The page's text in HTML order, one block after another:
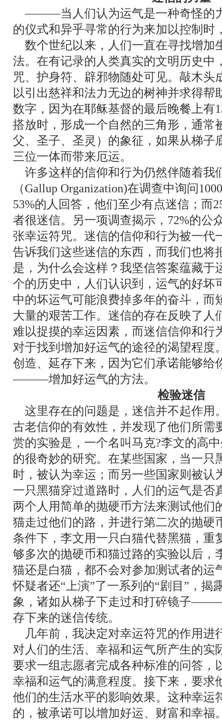
―――当人们认为运气是一种奇怪的
的仪式和异乎寻常的行为来加以控制时
数个世纪以来，人们一直在寻找增加
法。在有记录的人类真实的文明历史中
咒、护身符、辟邪物随处可见。敲木头
以引出慈祥和法力无边的树神并求得帮
数字，因为在耶稣基督的最后晚餐上有
搭放时，形成一个自然的三角形，通常
父、圣子、圣灵）的象征，如果从梯子
三位一体而带来厄运。
许多这样的信仰和行为仍然伴随着我
（Gallup Organization)在调查中询问
53%的人回答，他们至少有点迷信；而
者很迷信。另一项调查揭示，72%的公
张幸运符咒。迷信的信仰和行为被一代
告诉我们这些迷信的东西，而我们也将
是，为什么会这样？我坚信答案蕴藏于
个的历史中，人们认识到，运气的好坏
中的坏运气可能浪费掉多年的奋斗，而
大量的艰苦工作。迷信的存在反映了人
难以捉摸的幸运因素，而迷信信仰和行
对于找到增加好运气的途径的渴望程度
创造、延存下来，因为它们承诺能够给
―――增加好运气的方法。
检验迷信
这里存在的问题是，迷信并不起作用
古老信仰的有效性，并发现了他们所需
赏的实验是，一个名叫马克?李文的高
的很奇妙的研究。在某些国家，当一只
时，被认为幸运；而另一些国家则被认
一只黑猫穿过道路时，人们的运气是否
两个人用简单的抛硬币方法来测试他们
猫走过他们的路，并进行第二次的抛硬
条件下，李文用一只白猫代替黑猫，重
够多次的抛硬币和猫过路的实验以后，
猫还是白猫，都不会对参加测试者的运
怀疑者还“ 上演”了一系列的“剧目 ” ，揭
象，诸如从梯子下走过和打碎镜子
存下来的迷信传统。
几年前，我决定对幸运符咒的作用进
对人们的生活、幸福和运气所产生的实
要求一组志愿者完成各种标准的问答，
幸福和运气的满意程度。接下来，要求
他们的生活水平的影响效果。这种幸运
的，被承诺可以增加好运、财富和幸福